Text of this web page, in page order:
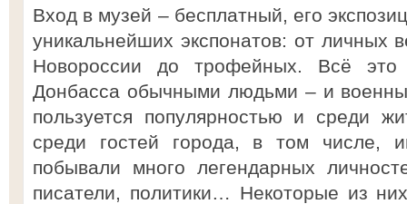
Вход в музей – бесплатный, его
уникальнейших экспонатов: от личных
Новороссии до трофейных. Всё
Донбасса обычными людьми – и
пользуется популярностью и среди
среди гостей города, в том числе,
побывали много легендарных
писатели, политики… Некоторые из